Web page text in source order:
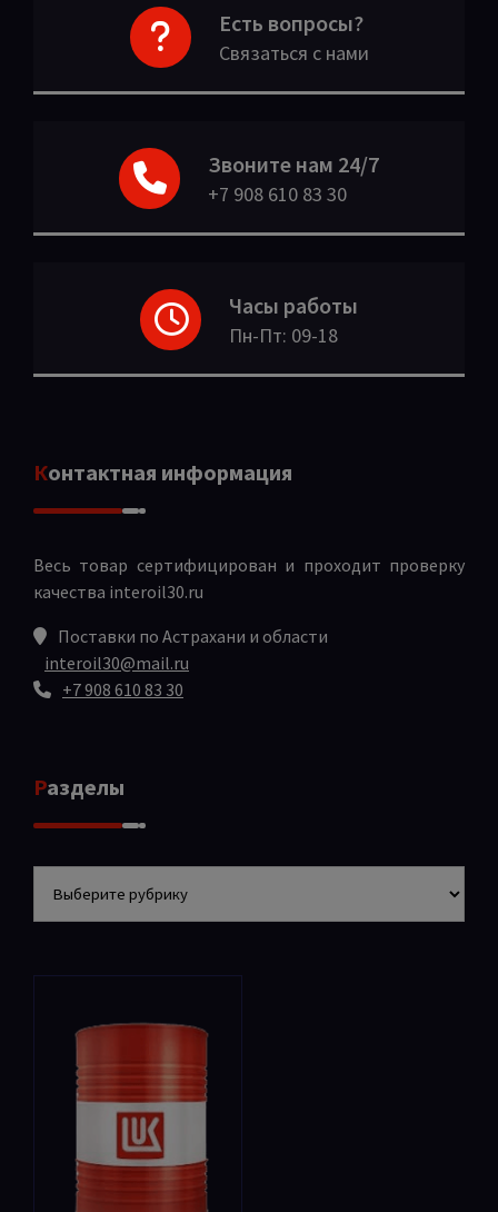
Есть вопросы?
Связаться с нами
Звоните нам 24/7
+7 908 610 83 30
Часы работы
Пн-Пт: 09-18
Контактная информация
Весь товар сертифицирован и проходит проверку
качества interoil30.ru
Поставки по Астрахани и области
interoil30@mail.ru
+7 908 610 83 30
Разделы